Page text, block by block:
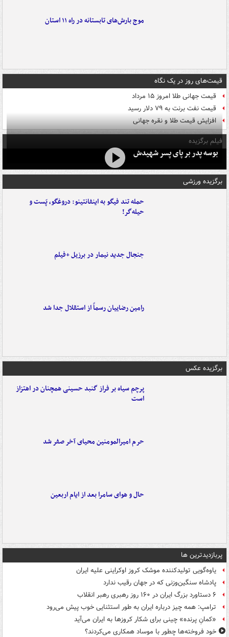
موج بارش‌های تابستانه در راه ۱۱ استان
قیمت‌های روز در یک نگاه
قیمت جهانی طلا امروز ۱۵ مرداد
قیمت نفت برنت به ۷۹ دلار رسید
افزایش قیمت طلا و نقره جهانی
فیلم برگزیده
بوسه‌ پدر بر پای پسر شهیدش
برگزیده ورزشی
حمله تند فیگو به اینفانتینو: دروغگو، پَست‌ و
حیله‌گر!
جنجال جدید نیمار در برزیل +فیلم
رامین رضاییان رسماً از استقلال جدا شد
برگزیده عکس
پرچم سیاه بر فراز گنبد حسینی همچنان در اهتزاز
است
حرم امیرالمومنین محیای آخر صفر شد
حال و هوای سامرا بعد از ایام اربعین
پربازدیدترین ها
یاوه‌گویی تولیدکننده موشک کروز اوکراینی علیه ایران
پادشاه سنگین‌وزنی که در جهان رقیب ندارد
۶ دستاورد بزرگ ایران در ۱۶۰ روز رهبری رهبر انقلاب
ترامپ: همه چیز درباره ایران به طور استثنایی خوب پیش می‌رود
«کمانِ پرنده» چینی برای شکار کروزها به ایران می‌آید
خود فروخته‌ها چطور با موساد همکاری می‌کردند؟